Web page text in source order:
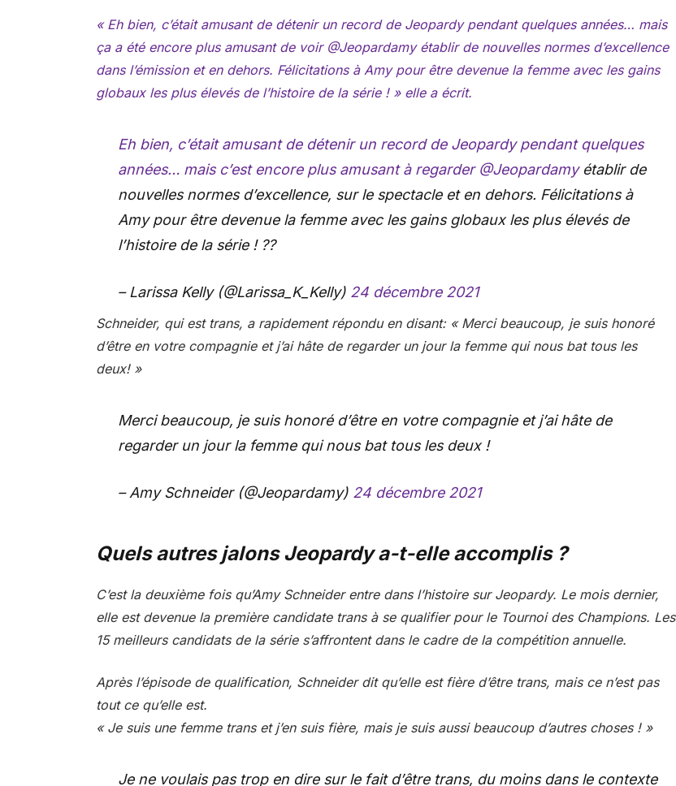
« Eh bien, c’était amusant de détenir un record de Jeopardy pendant quelques années… mais
ça a été encore plus amusant de voir @Jeopardamy établir de nouvelles normes d’excellence
dans l’émission et en dehors. Félicitations à Amy pour être devenue la femme avec les gains
globaux les plus élevés de l’histoire de la série ! » elle a écrit.
Eh bien, c’était amusant de détenir un record de Jeopardy pendant quelques
années… mais c’est encore plus amusant à regarder @Jeopardamyétablir de
nouvelles normes d’excellence, sur le spectacle et en dehors. Félicitations à
Amy pour être devenue la femme avec les gains globaux les plus élevés de
l’histoire de la série ! ??
– Larissa Kelly (@Larissa_K_Kelly) 24 décembre 2021
Schneider, qui est trans, a rapidement répondu en disant: « Merci beaucoup, je suis honoré
d’être en votre compagnie et j’ai hâte de regarder un jour la femme qui nous bat tous les
deux! »
Merci beaucoup, je suis honoré d’être en votre compagnie et j’ai hâte de
regarder un jour la femme qui nous bat tous les deux !
– Amy Schneider (@Jeopardamy) 24 décembre 2021
Quels autres jalons Jeopardy a-t-elle accomplis ?
C’est la deuxième fois qu’Amy Schneider entre dans l’histoire sur Jeopardy. Le mois dernier,
elle est devenue la première candidate trans à se qualifier pour le Tournoi des Champions. Les
15 meilleurs candidats de la série s’affrontent dans le cadre de la compétition annuelle.
Après l’épisode de qualification, Schneider dit qu’elle est fière d’être trans, mais ce n’est pas
tout ce qu’elle est.
« Je suis une femme trans et j’en suis fière, mais je suis aussi beaucoup d’autres choses ! »
Je ne voulais pas trop en dire sur le fait d’être trans, du moins dans le contexte